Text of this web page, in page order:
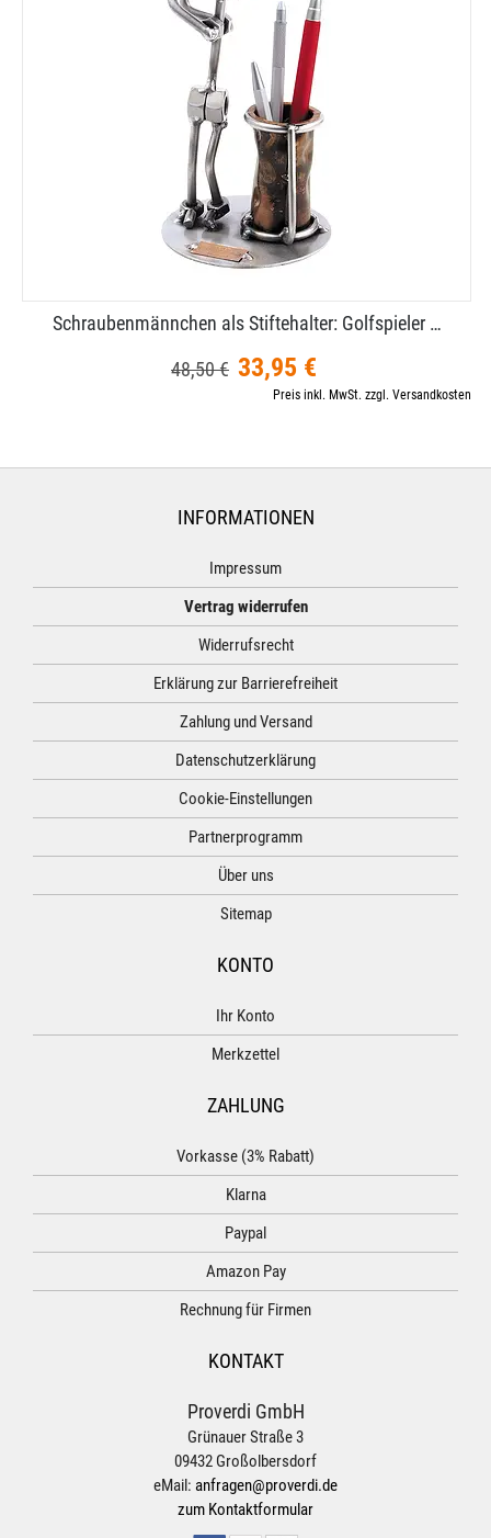
Schraubenmännchen als Stiftehalter: Golfspieler …
48,50 € 33,95 €
Preis inkl. MwSt. zzgl. Versandkosten
INFORMATIONEN
Impressum
Vertrag widerrufen
Widerrufsrecht
Erklärung zur Barrierefreiheit
Zahlung und Versand
Datenschutzerklärung
Cookie-Einstellungen
Partnerprogramm
Über uns
Sitemap
KONTO
Ihr Konto
Merkzettel
ZAHLUNG
Vorkasse (3% Rabatt)
Klarna
Paypal
Amazon Pay
Rechnung für Firmen
KONTAKT
Proverdi GmbH
Grünauer Straße 3
09432 Großolbersdorf
eMail: anfragen@proverdi.de
zum Kontaktformular